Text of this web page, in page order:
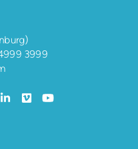
3999
LinkedIn
VimeoYouTube